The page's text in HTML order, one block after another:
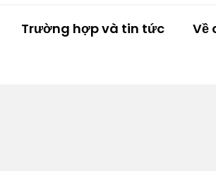
Trường hợp và tin tức Về